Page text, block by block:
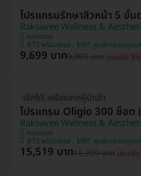
โปรแกรมรักษาสิวหน้า 5 ขั้
Raksavee Wellness &
คลองเตย
BTS พร้อมพงษ์ , MRT ศูนย์การป
9,699 บาท9,999 บาท ประหยัด 3%
เช็กได้! เครื่องจากผู้นำเข้า
โปรแกรม Oligio 300 ช็อต
Raksavee Wellness &
คลองเตย
BTS พร้อมพงษ์ , MRT ศูนย์การป
15,519 บาท15,999 บาท ประหยั